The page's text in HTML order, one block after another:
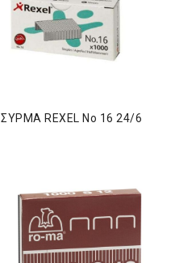
ΣΥΡΜΑ REXEL Νο 16 24/6